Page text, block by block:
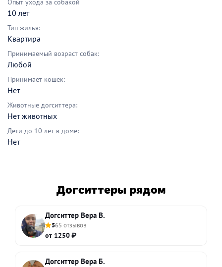
Опыт ухода за собакой
10 лет
Тип жилья:
Квартира
Принимаемый возраст собак:
Любой
Принимает кошек:
Нет
Животные догситтера:
Нет животных
Дети до 10 лет в доме:
Нет
Догситтеры рядом
Догситтер Вера В.
565 отзывов
от 1250 ₽
Догситтер Вера Б.